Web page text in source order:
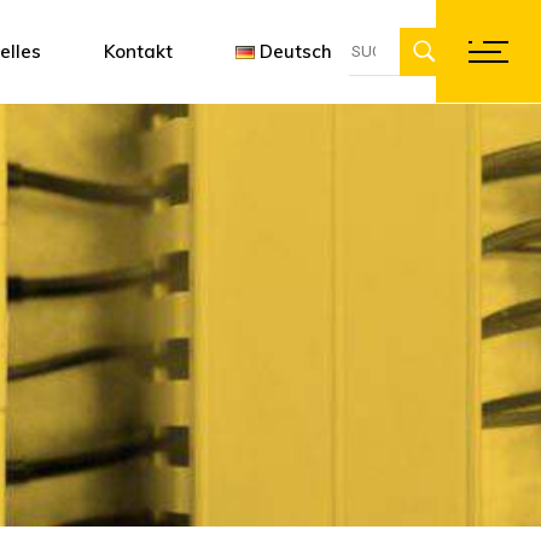
Kontakt Deutschfür:
Designer 3D
Français